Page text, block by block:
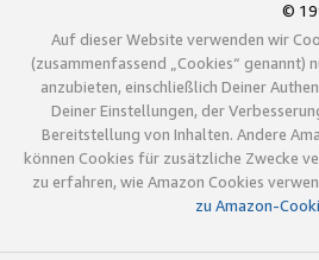
©
Auf dieser Website verwenden wir
(zusammenfassend „Cookies“ genannt)
anzubieten, einschließlich Deiner
Deiner Einstellungen, der
Bereitstellung von Inhalten. Andere
können Cookies für zusätzliche Zwecke
zu erfahren, wie Amazon Cookies
zu Amazon-